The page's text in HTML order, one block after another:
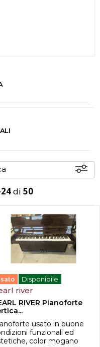
Disponibili
di 50
Disponibile
river
RIVER Pianoforte
usato in buone
funzionali ed
color mogano